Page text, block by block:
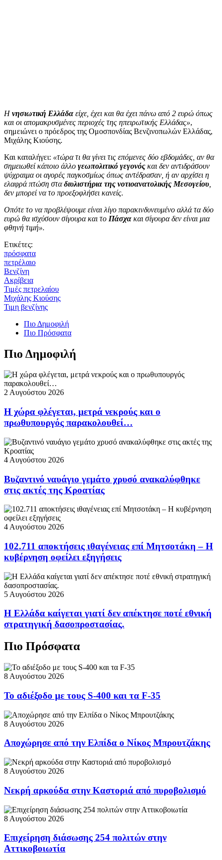
Ηνησιωτική Ελλάδα είχε, έχει και θα έχει πάνω από 2 ευρώ όπως
και οι απομακρυσμένες περιοχές της ηπειρωτικής Ελλάδας»,
σημειώνει o πρόεδρος της Ομοσπονδίας Βενζινοπωλών Ελλάδας,
Μιχάλης Κιούσης.
Και καταλήγει: «τώρα τι θα γίνει τις επόμενες δύο εβδομάδες, αν θα
σημειωθεί κάποιο άλλο γεωπολιτικό γεγονός και δεν αντιδράσουν
ψύχραιμα οι αγορές παγκοσμίως όπως αντέδρασαν, ή αν αρχίσει η
ελαφρά πτώση σταδιυλιστήρια της νοτιοανατολικής Μεσογείου
δεν μπορεί να το προεξοφλήσει κανείς.
Οπότε το να προβλέψουμε είναι λίγο παρακινδυνευμένο αλλά τα δύο
ευρώ θα ισχύσουν σίγουρα και το Πάσχα και σίγουρα δεν είναι μια
φθηνή τιμή».
Ετικέτες:
πρόσφατα
πετρέλαιο
Βενζίνη
Ακρίβεια
Τιμές πετρελαίου
Μιχάλης Κιούσης
Τιμη βενζίνης
Πιο Δημοφιλή
Πιο Πρόσφατα
Πιο Δημοφιλή
2 Αυγούστου 2026
Η χώρα φλέγεται, μετρά νεκρούς και ο
πρωθυπουργός παρακολουθεί…
4 Αυγούστου 2026
Βυζαντινό ναυάγιο γεμάτο χρυσό ανακαλύφθηκε
στις ακτές της Κροατίας
4 Αυγούστου 2026
102.711 αποκτήσεις ιθαγένειας επί Μητσοτάκη – Η
κυβέρνηση οφείλει εξηγήσεις
5 Αυγούστου 2026
Η Ελλάδα καίγεται γιατί δεν απέκτησε ποτέ εθνική
στρατηγική δασοπροστασίας.
Πιο Πρόσφατα
8 Αυγούστου 2026
Το αδιέξοδο με τους S-400 και τα F-35
8 Αυγούστου 2026
Αποχώρησε από την Ελπίδα ο Νίκος Μπρουτζάκης
8 Αυγούστου 2026
Νεκρή αρκούδα στην Καστοριά από πυροβολισμό
8 Αυγούστου 2026
Επιχείρηση διάσωσης 254 πολιτών στην
Αττικοβοιωτία